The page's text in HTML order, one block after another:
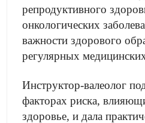
репродуктивного
онкологических
важности здорового
регулярных
Инструктор-валеолог
факторах риска,
здоровье, и дала